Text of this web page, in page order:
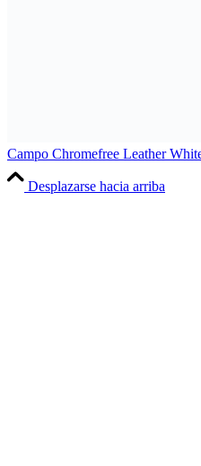
Campo Chromefree Leather
Desplazarse hacia arriba